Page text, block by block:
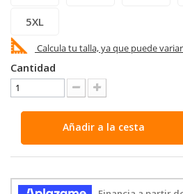
5XL
Calcula tu talla, ya que puede
Cantidad
Añadir a la cesta